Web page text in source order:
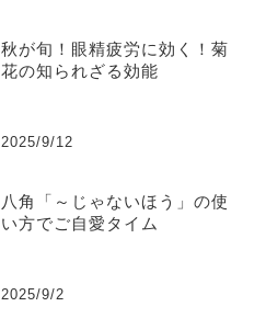
秋が旬！眼精疲労に効く！菊
花の知られざる効能
2025/9/12
八角「～じゃないほう」の使
い方でご自愛タイム
2025/9/2